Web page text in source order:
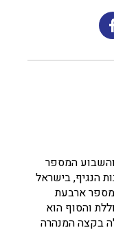
והשבוע המספר
קורבנות הנגיף, בישראל
ארבעת
והסוף הוא
בקצה המנהרה